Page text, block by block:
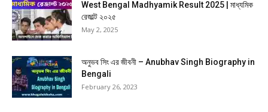
West Bengal Madhyamik Result 2025 | মাধ্যমিক
রেজাল্ট ২০২৫
May 2, 2025
অনুভব সিং এর জীবনী – Anubhav Singh Biography in
Bengali
February 26, 2023